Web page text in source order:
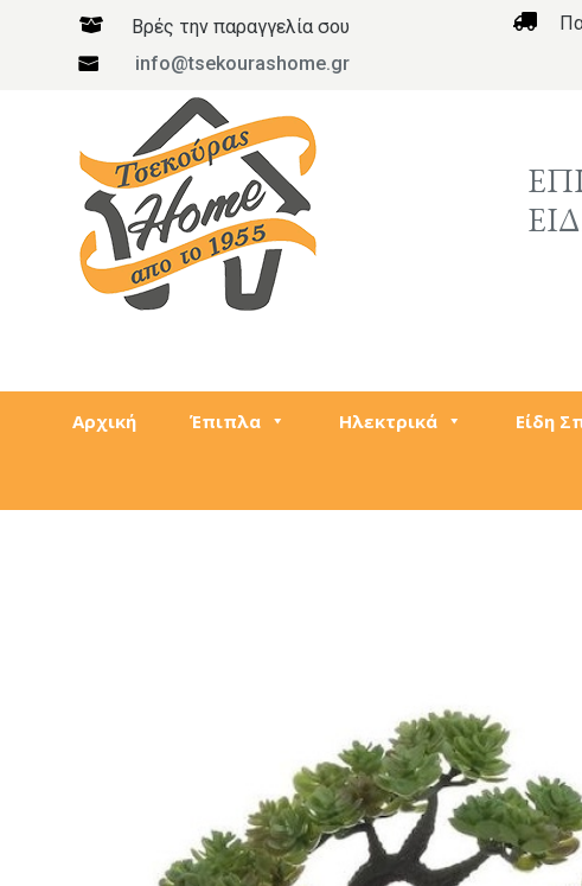
 Βρές την παραγγελία σου 
 info@tsekourashome.gr
Αρχική Έπιπλα Ηλεκτρικά Είδη